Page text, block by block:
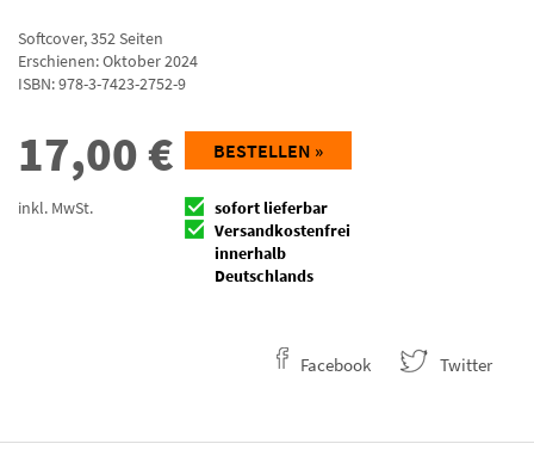
Softcover,352Seiten
Erschienen: Oktober 2024
ISBN:978-3-7423-2752-9
17,00€
inkl. MwSt.
BESTELLEN »
sofort lieferbar
Versandkostenfrei
innerhalb
Deutschlands
Facebook Twitter